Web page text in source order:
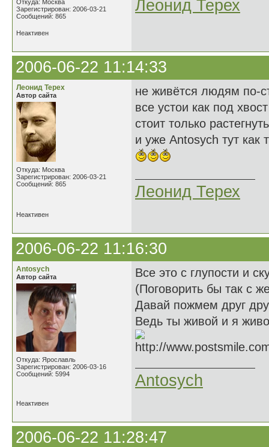
Откуда: Москва
Зарегистрирован: 2006-03-21
Сообщений: 865
Леонид Терех
Неактивен
2006-06-22 11:14:33
Леонид Терех
Автор сайта
Откуда: Москва
Зарегистрирован: 2006-03-21
Сообщений: 865
не живётся людям по-
все устои как под хвост
стоит только
и уже Antosych тут как
Леонид Терех
Неактивен
2006-06-22 11:16:30
Antosych
Автор сайта
Откуда: Ярославль
Зарегистрирован: 2006-03-16
Сообщений: 5994
Все это с глупости и
(Поговорить бы так с
Давай пожмем друг
Ведь ты живой и я
Antosych
Неактивен
2006-06-22 11:28:47